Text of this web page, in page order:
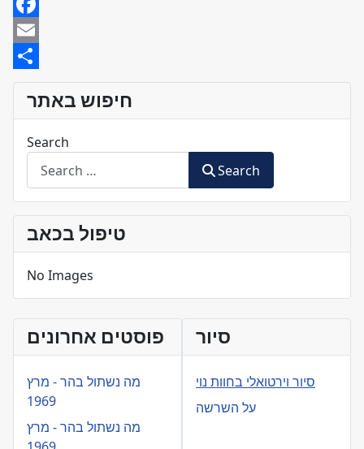
Facebook
Email
Share
חיפוש באתר
Search
Search
טיפול בכאב
No Images
פוסטים אחרונים
מה נשתול בהר - מרץ
1969
מה נשתול בהר - מרץ
סיור
סיור וירטואלי בחוות נוי
על השרשה